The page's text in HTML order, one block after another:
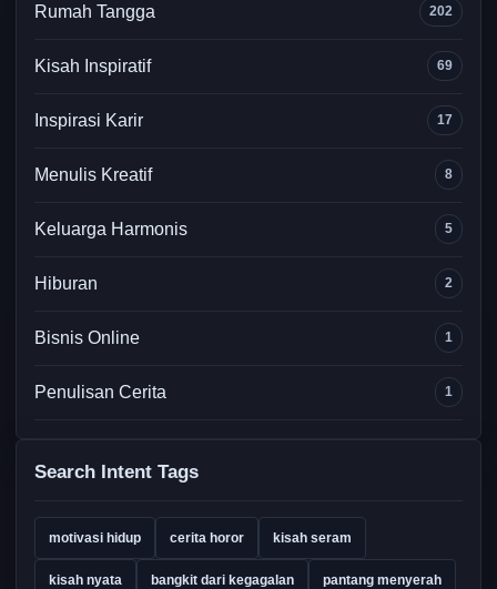
Rumah Tangga 202
Kisah Inspiratif 69
Inspirasi Karir 17
Menulis Kreatif 8
Keluarga Harmonis 5
Hiburan 2
Bisnis Online 1
Penulisan Cerita 1
Search Intent Tags
motivasi hidup cerita horor kisah seram
kisah nyata bangkit dari kegagalan pantang menyerah